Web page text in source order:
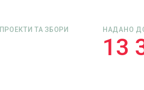
ТА ЗБОРИ НАДАНО
13